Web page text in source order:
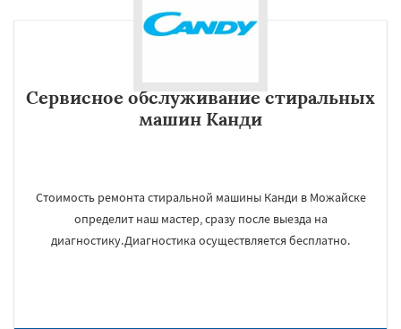
Сервисное обслуживание стиральных
машин Канди
Стоимость ремонта стиральной машины Канди в Можайске
определит наш мастер, сразу после выезда на
диагностику.Диагностика осуществляется бесплатно.